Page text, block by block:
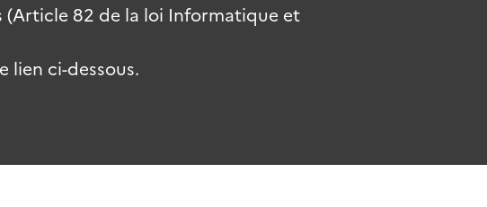
(Article 82 de la loi Informatique et
lien ci-dessous.